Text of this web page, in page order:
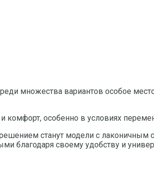
множества вариантов особое
особенно в условиях
станут модели с лаконичным
благодаря своему удобству и